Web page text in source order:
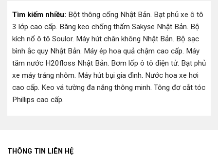
Tìm kiếm nhiều: Bột thông cống Nhật Bản. Bạt phủ xe ô tô
3 lớp cao cấp. Băng keo chống thấm Sakyse Nhật Bản. Bộ
kích nổ ô tô Soulor. Máy hút chân không Nhật Bản. Bộ sạc
bình ắc quy Nhật Bản. Máy ép hoa quả chậm cao cấp. Máy
tăm nước H20floss Nhật Bản. Bơm lốp ô tô điện tử. Bạt phủ
xe máy tráng nhôm. Máy hút bụi gia đình. Nước hoa xe hơi
cao cấp. Keo vá tường đa năng thông minh. Tông đơ cắt tóc
Phillips cao cấp.
THÔNG TIN LIÊN HỆ